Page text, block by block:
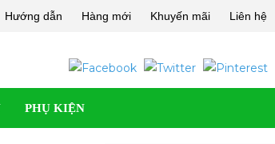
Hướng dẫn Hàng mới Khuyến mãi Liên hệ
PHỤ KIỆN